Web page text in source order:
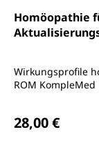
Homöopathie
Wirkungsprofile
ROM KompleMed
28,00 €